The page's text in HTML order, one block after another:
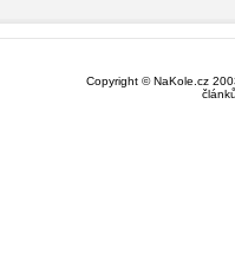
Copyright © NaKole.cz